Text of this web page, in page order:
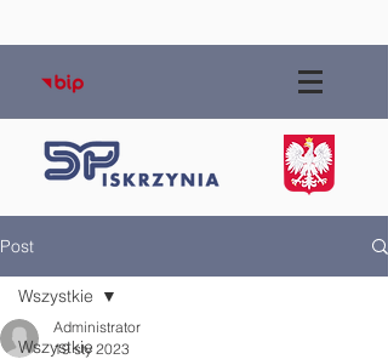
Post
Wszystkie
Wszystkie
Administrator
19 sty 2023